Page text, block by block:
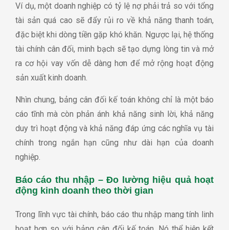
Ví dụ, một doanh nghiệp có tỷ lệ nợ phải trả so với tổng
tài sản quá cao sẽ đẩy rủi ro về khả năng thanh toán,
đặc biệt khi dòng tiền gặp khó khăn. Ngược lại, hệ thống
tài chính cân đối, minh bạch sẽ tạo dựng lòng tin và mở
ra cơ hội vay vốn dễ dàng hơn để mở rộng hoạt động
sản xuất kinh doanh.
Nhìn chung, bảng cân đối kế toán không chỉ là một báo
cáo tĩnh mà còn phản ánh khả năng sinh lời, khả năng
duy trì hoạt động và khả năng đáp ứng các nghĩa vụ tài
chính trong ngắn hạn cũng như dài hạn của doanh
nghiệp.
Báo cáo thu nhập – Đo lường hiệu quả hoạt
động kinh doanh theo thời gian
Trong lĩnh vực tài chính, báo cáo thu nhập mang tính linh